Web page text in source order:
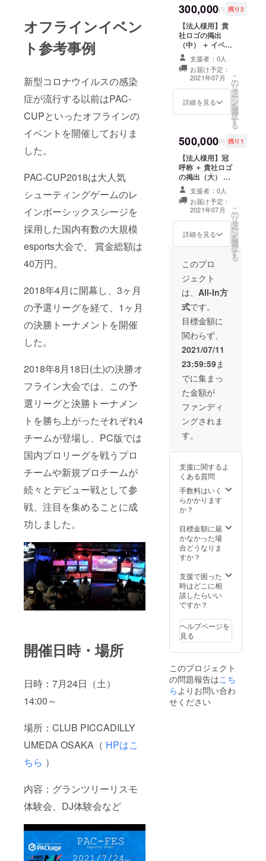
オフラインイベン
ト参考事例
新型コロナウイルスの感染
症が流行する以前はPAC-
CUPといったオフラインの
イベントを開催しておりま
した。
PAC-CUP2018は大人気
シューティングゲームのレ
インボーシックスシージを
採用した国内有数の大規模
esports大会で、 賞金総額は
40万円。
2018年4月に開幕し、3ヶ月
の予選リーグを経て、1ヶ月
の決勝トーナメントを開催
した。
2018年8月18日(土)の決勝オ
フライン大会では、この予
選リーグと決勝トーナメン
トを勝ち上がったそれぞれ4
チームが登場し、PC版では
国内プロリーグを戦うプロ
チームや新規プロチームが
続々とデビュー戦として参
戦、注目を集めることに成
功しました。
開催日時・場所
日時：7月24日（土）
14:00～
場所：CLUB PICCADILLY
UMEDA OSAKA（ HPはこ
ちら ）
内容：グランツリーリスモ
体験会、DJ体験会など
注）反
社会的
勢力と
の関
り、公
序良俗
に反す
る行為
を行っ
可能性
がある
人様に
関して
は、ご
支援頂
きまし
てもお
断りさ
せて頂
きま
す。そ
の場
合、該
当支援
は返金
し、リ
ターン
提供も
御座い
ません
こと、
ご理解
の上お
申し込
み下さ
い。
字以下
入下さ
い。公
序良俗
に反す
るお名
前、機
種依存
どお断
りする
いま
す。そ
の場合
は
CAMPF
IREの
ユー
ザー名
を掲載
頂きま
すの
めご理
解の程
お願い
致しま
す。 ※
サイズ
につい
て
S/M/L/X
Lの展開
となり
ます。
支援時
にご希
望のサ
イズを
お選び
くださ
勢力と
の関
り、公
序良俗
に反す
を行っ
ている
可能性
がある
様、個
人様に
関して
は、ご
支援頂
きまし
てもお
きま
す。そ
の場
合、該
当支援
は返金
き3名様
場可能
※エンド
ロール
にお名
前掲載
につい
て 備考
名前を
記載く
人氏名
限定と
なり、
法人名
の記載
は不可
となり
ます。
る名前
は10文
でご記
入下さ
い。公
序良俗
に反す
るお名
前、機
種依存
文字な
どお断
りする
可能性
が御座
いま
す。そ
の場合
は
CAMPF
ザー名
を掲載
させて
頂きま
すの
で、予
お願い
致しま
す。
勢力と
の関
り、公
序良俗
に反す
る行為
ている
可能性
がある
企業
様、個
人様に
関して
～ 場
所：
CLUB
PICCA
DILLY
UMEDA
OSAKA
※席の指
定はで
きませ
ん
テージ
まで見
通せる
VIP席よ
りワン
ランク
上の席
になっ
ます。
1枚で3
で入場
可能 ※
エンド
ロール
前掲載
につい
て 備考
欄にお
名前を
記載く
ださ
い。 個
人氏名
の記載
限定と
なり、
法人名
となり
ます。
掲載す
る名前
は10文
字以下
い。公
序良俗
に反す
種依存
文字な
どお断
りする
が御座
す。そ
の場合
は
CAMPF
IREの
ユー
ザー名
ナレーションの
15秒程度でPRい
たします。 ※サ
ンプリングにつ
いて 来場される
お客様や選手に
サンプリングが
可能。アンケー
トも可 注）反社
り、公序良俗に
反する行為を
様、個人様に関
しては、ご支援
頂きましてもお
断りさせて頂き
ます。その場
合、該当支援は
返金し、リター
ン提供も御座い
ませんこと、ご
込み下さい。
300,000円 残り2
【法人様用】貴
社ロゴの掲出
（中） ＋ イベン
ト内で貴社CMの
放送 ＋ 協賛席＋
会場内でのサン
プリング ＋PR
ブースの出店 ※
社名ロゴの掲載
について ステー
載 ※貴社CMの放
送について 30秒
程度でお願いし
ます。 ※協賛席
について 出入り
口に近いVIP席を
協賛席とさせて
いただきます。
※サンプリングに
ついて 来場され
るお客様や選手
にサンプリング
ケートも可 ※PR
ブースについて
希望者のみ
1M×1Mほど。出
展内容は会場規
約と常識の範囲
内にて要ご相
談。お気軽にお
問合せくださ
い。 注）反社会
的勢力との関
り、公序良俗に
反する行為を
行っている可能
性がある企業
様、個人様に関
しては、ご支援
頂きましてもお
断りさせて頂き
合、該当支援は
返金し、リター
ン提供も御座い
ませんこと、ご
理解の上お申し
込み下さい。
支援者：0人
お届け予定：
2021年07月
詳細を見る
こ
の
リ
タ
ー
ン
を
選
択
す
る
500,000円 残り1
【法人様用】冠
呼称 ＋ 貴社ロゴ
の掲出（大） ＋
協賛席＋ イベン
ト内で貴社CMの
放送 ＋ 会場内で
のサンプリング
＋ PRブース出
店 ※社名ロゴの
掲載について ス
よる液晶画面へ
の掲載 ※貴社CM
の放送について
45秒程度でお願
いします。 ※サ
ンプリングにつ
いて 来場される
お客様や選手に
サンプリングが
可能。アンケー
スについて 希望
者のみ 1M×1M
ほど。出展内容
は会場規約と常
識の範囲内にて
要ご相談。お気
軽にお問合せく
ださい。 注）反
社会的勢力との
関り、公序良俗
に反する行為を
行っている可能
性がある企業
様、個人様に関
しては、ご支援
頂きましてもお
ます。その場
合、該当支援は
返金し、リター
ン提供も御座い
理解の上お申し
込み下さい。
支援者：0人
お届け予定：
2021年07月
詳細を見る
こ
の
リ
タ
ー
ン
を
選
択
す
る
このプロ
ジェクト
は、 All-In方
式です。
目標金額に
関わらず、
2021/07/11
23:59:59ま
でに集まっ
た金額が
ファンディ
ングされま
す。
支援に関するよ
くある質問
手数料はいく
らかかります
か？
目標金額に届
かなかった場
合どうなりま
すか？
支援で困った
時はどこに相
談したらいい
ですか？
ヘルプページを
見る
このプロジェクト
の問題報告はこち
らよりお問い合わ
せください